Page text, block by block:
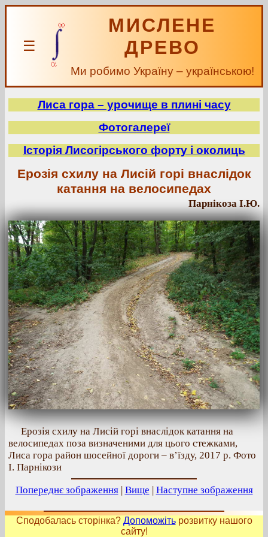
☰
МИСЛЕНЕ
ДРЕВО
Ми робимо Україну – українською!
Лиса гора – урочище в плині часу
Фотогалереї
Історія Лисогірського форту і околиць
Ерозія схилу на Лисій горі внаслідок
катання на велосипедах
Парнікоза І.Ю.
Ерозія схилу на Лисій горі внаслідок катання на
велосипедах поза визначеними для цього стежками,
Лиса гора район шосейної дороги – в’їзду, 2017 р. Фото
І. Парнікози
Попереднє зображення| Вище | Наступне зображення
Сподобалась сторінка? Допоможітьрозвитку нашого
сайту!